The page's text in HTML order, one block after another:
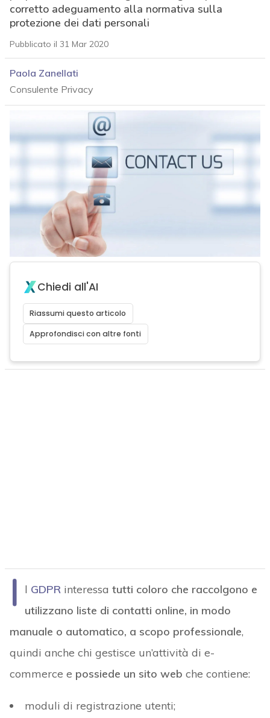
corretto adeguamento alla normativa sulla
protezione dei dati personali
Pubblicato il 31 Mar 2020
Paola Zanellati
Consulente Privacy
Chiedi all'AI
Riassumi questo articolo
Approfondisci con altre fonti
I l GDPRinteressa tutti coloro che raccolgono e
utilizzano liste di contatti online, in modo
manuale o automatico, a scopo professionale,
quindi anche chi gestisce un’attività di e-
commerce e possiede un sito web che contiene:
moduli di registrazione utenti;